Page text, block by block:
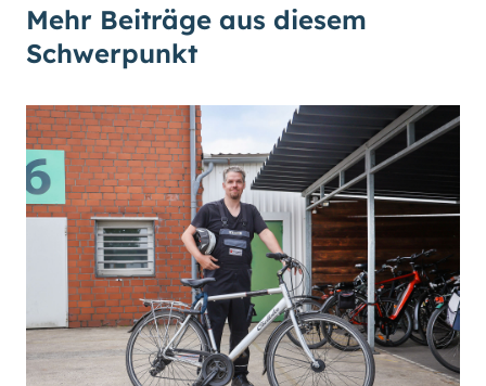
Mehr Beiträge aus diesem
Schwerpunkt